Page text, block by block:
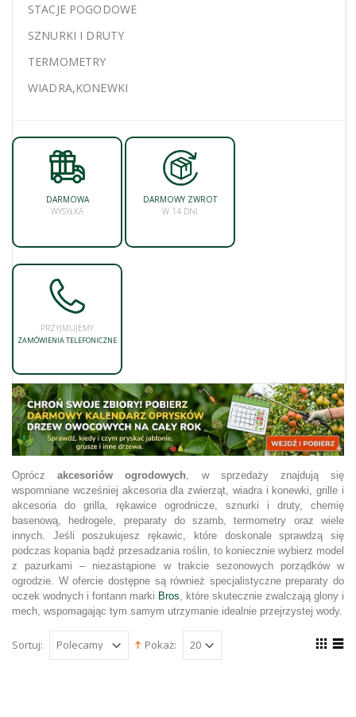
STACJE POGODOWE
SZNURKI I DRUTY
TERMOMETRY
WIADRA,KONEWKI
DARMOWA
WYSYŁKA
DARMOWY ZWROT
W 14 DNI
PRZYJMUJEMY
ZAMÓWIENIA TELEFONICZNE
Opróczakcesoriów ogrodowych , w sprzedaży znajdują się
wspomniane wcześniej akcesoria dla zwierząt, wiadra i konewki, grille i
akcesoria do grilla, rękawice ogrodnicze, sznurki i druty, chemię
basenową, hedrogele, preparaty do szamb, termometry oraz wiele
innych. Jeśli poszukujesz rękawic, które doskonale sprawdzą się
podczas kopania bądź przesadzania roślin, to koniecznie wybierz model
z pazurkami – niezastąpione w trakcie sezonowych porządków w
ogrodzie. W ofercie dostępne są również specjalistyczne preparaty do
oczek wodnych i fontann marki Bros , które skutecznie zwalczają glony i
mech, wspomagając tym samym utrzymanie idealnie przejrzystej wody.
Sortuj: Pokaż: